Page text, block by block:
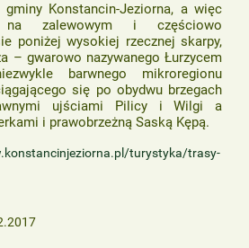
Konstancin-Jeziorna, a więc
na zalewowym i częściowo
poniżej wysokiej rzecznej skarpy,
– gwarowo nazywanego Łurzycem
barwnego mikroregionu
się po obydwu brzegach
ujściami Pilicy i Wilgi a
i prawobrzeżną Saską Kępą.
turystyka/trasy-